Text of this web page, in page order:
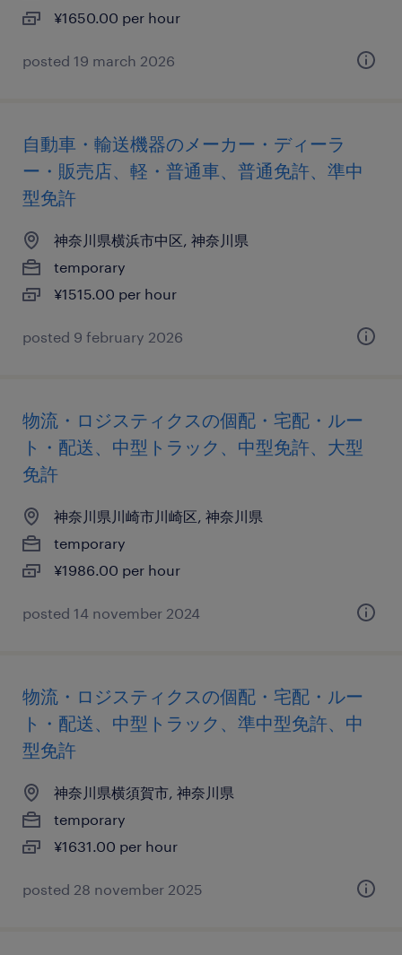
¥1650.00 per hour
posted 19 march 2026
自動車・輸送機器のメーカー・ディーラ
ー・販売店、軽・普通車、普通免許、準中
型免許
神奈川県横浜市中区, 神奈川県
temporary
¥1515.00 per hour
posted 9 february 2026
物流・ロジスティクスの個配・宅配・ルー
ト・配送、中型トラック、中型免許、大型
免許
神奈川県川崎市川崎区, 神奈川県
temporary
¥1986.00 per hour
posted 14 november 2024
物流・ロジスティクスの個配・宅配・ルー
ト・配送、中型トラック、準中型免許、中
型免許
神奈川県横須賀市, 神奈川県
temporary
¥1631.00 per hour
posted 28 november 2025